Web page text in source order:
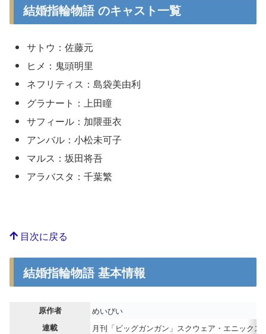
結婚指輪物語 のキャスト一覧
サトウ：佐藤元
ヒメ：鬼頭明里
ネフリティス：島袋美由利
グラナート：上田瞳
サフィール：加隈亜衣
アンバル：小松未可子
マルス：坂田将吾
アラバスタ：千葉繁
目次に戻る
結婚指輪物語 基本情報
原作者 めいびい
連載 月刊「ビッグガンガン」スクウェア・エニックス